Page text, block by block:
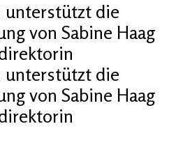
unterstützt die
von Sabine Haag
unterstützt die
von Sabine Haag